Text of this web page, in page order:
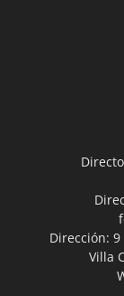
Dirección: 9
Villa